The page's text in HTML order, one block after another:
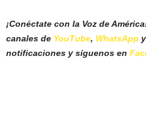
¡Conéctate con la Voz de
canales de YouTube, WhatsApp
notificaciones y síguenos en